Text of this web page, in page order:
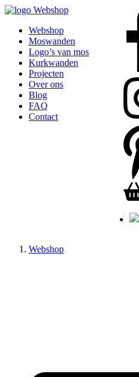
Webshop
Webshop
Moswanden
Logo’s van mos
Kurkwanden
Projecten
Over ons
Blog
FAQ
Contact
Webshop